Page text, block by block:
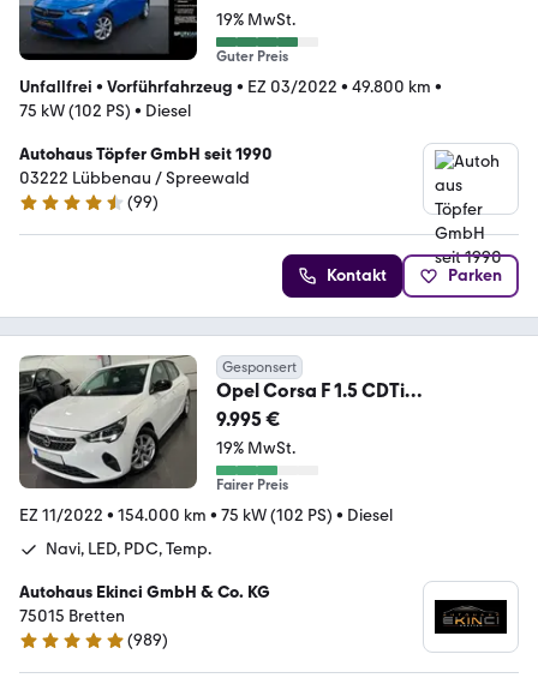
19% MwSt.
Guter Preis
Unfallfrei • Vorführfahrzeug • EZ 03/2022 • 49.800 km •
75 kW (102 PS) • Diesel
Autohaus Töpfer GmbH seit 1990
03222 Lübbenau / Spreewald
4.6 Sterne
(99)
Kontakt Parken
Gesponsert
Opel Corsa F 1.5 CDTi
**Navi*LED*Temp*PDC**
9.995 €
19% MwSt.
Fairer Preis
EZ 11/2022 • 154.000 km • 75 kW (102 PS) • Diesel
Navi, LED, PDC, Temp.
Autohaus Ekinci GmbH & Co. KG
75015 Bretten
4.8 Sterne
(989)